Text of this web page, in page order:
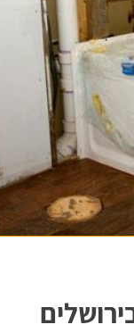
שיפצתי את
בהצעה שהכי